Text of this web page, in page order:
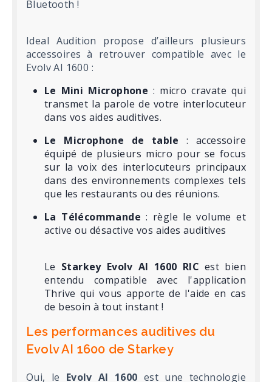
Bluetooth !
Ideal Audition propose d’ailleurs plusieurs
accessoires à retrouver compatible avec le
Evolv AI 1600 :
Le Mini Microphone : micro cravate qui
transmet la parole de votre interlocuteur
dans vos aides auditives.
Le Microphone de table : accessoire
équipé de plusieurs micro pour se focus
sur la voix des interlocuteurs principaux
dans des environnements complexes tels
que les restaurants ou des réunions.
La Télécommande : règle le volume et
active ou désactive vos aides auditives
Le Starkey Evolv AI 1600 RIC est bien
entendu compatible avec l'application
Thrive qui vous apporte de l'aide en cas
de besoin à tout instant !
Les performances auditives du
Evolv AI 1600 de Starkey
Oui, le Evolv AI 1600 est une technologie